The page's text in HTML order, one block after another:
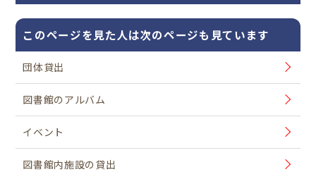
このページを見た人は次のページも見ています
団体貸出
図書館のアルバム
イベント
図書館内施設の貸出